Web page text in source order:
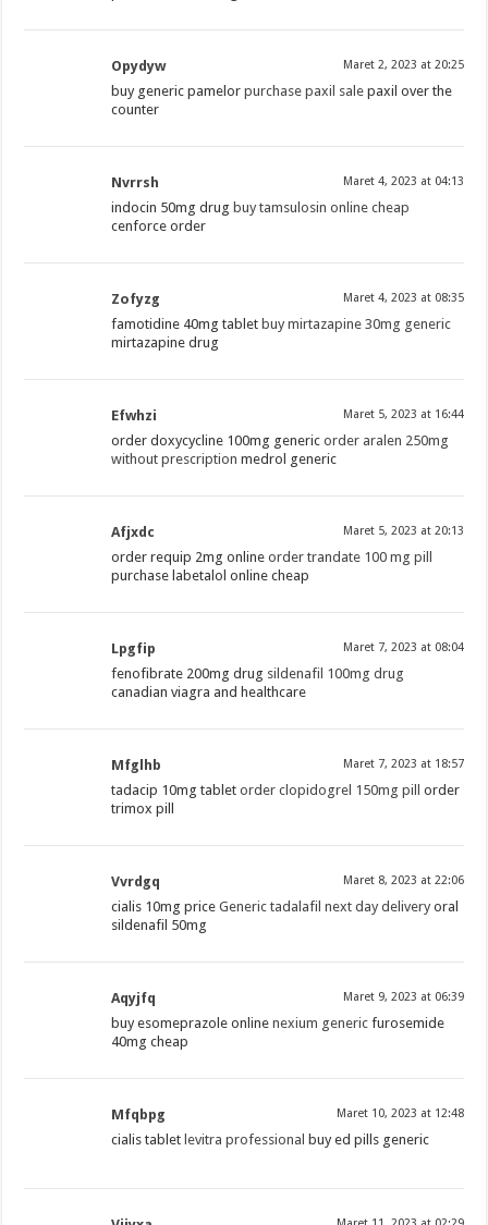
Opydyw Maret 2, 2023 at 20:25
buy generic pamelorpurchase paxil sale paxil over the
counter
Nvrrsh Maret 4, 2023 at 04:13
indocin 50mg drug buy tamsulosin online cheap
cenforce order
Zofyzg Maret 4, 2023 at 08:35
famotidine 40mg tablet buy mirtazapine 30mg generic
mirtazapine drug
Efwhzi Maret 5, 2023 at 16:44
order doxycycline 100mg genericorder aralen 250mg
without prescription medrol generic
Afjxdc Maret 5, 2023 at 20:13
order requip 2mg onlineorder trandate 100 mg pill
purchase labetalol online cheap
Lpgfip Maret 7, 2023 at 08:04
fenofibrate 200mg drug sildenafil 100mg drug
canadian viagra and healthcare
Mfglhb Maret 7, 2023 at 18:57
tadacip 10mg tabletorder clopidogrel 150mg pill
order
trimox pill
Vvrdgq Maret 8, 2023 at 22:06
cialis 10mg priceGeneric tadalafil next day delivery oral
sildenafil 50mg
Aqyjfq Maret 9, 2023 at 06:39
buy esomeprazole onlinenexium generic furosemide
40mg cheap
Mfqbpg Maret 10, 2023 at 12:48
cialis tablet levitra professional buy ed pills generic